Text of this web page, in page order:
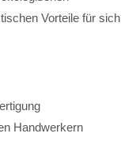
Vorteile für sich
Handwerkern